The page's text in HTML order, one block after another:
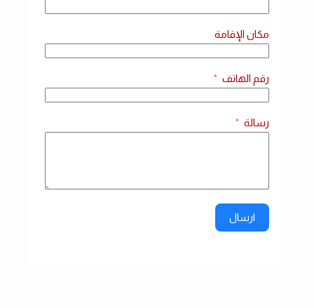
مكان الإقامة
رقم الهاتف
رسالة
ارسال